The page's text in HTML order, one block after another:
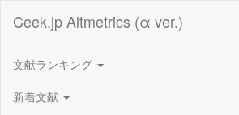
Ceek.jp Altmetrics (α ver.)
文献ランキング
新着文献